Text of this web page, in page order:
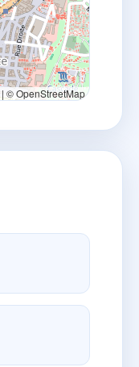
| © OpenStreetMap